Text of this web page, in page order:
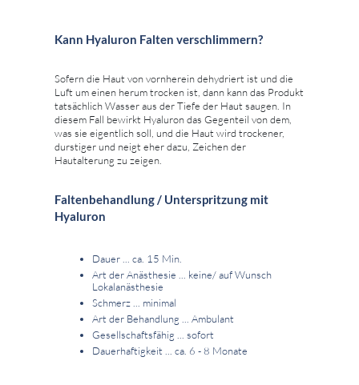
Kann Hyaluron Falten verschlimmern?
Sofern die Haut von vornherein dehydriert ist und die
Luft um einen herum trocken ist, dann kann das Produkt
tatsächlich Wasser aus der Tiefe der Haut saugen. In
diesem Fall bewirkt Hyaluron das Gegenteil von dem,
was sie eigentlich soll, und die Haut wird trockener,
durstiger und neigt eher dazu, Zeichen der
Hautalterung zu zeigen.
Faltenbehandlung / Unterspritzung mit
Hyaluron
Dauer ... ca. 15 Min.
Art der Anästhesie ... keine/ auf Wunsch
Lokalanästhesie
Schmerz ... minimal
Art der Behandlung ... Ambulant
Gesellschaftsfähig ... sofort
Dauerhaftigkeit ... ca. 6 - 8 Monate